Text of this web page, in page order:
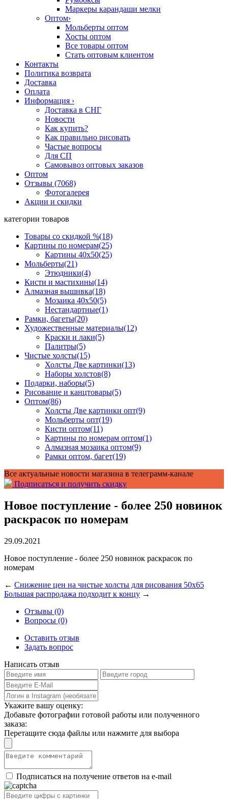
Маркеры карандаши мелки
Оптом›
Мольберты оптом
Хосты оптом
Все товары оптом
Стать оптовым клиентом
Контакты
Политика возврата
Доставка
Оплата
Информация ›
Доставка в СНГ
Новости
Как купить?
Как правильно рисовать
Частые вопросы
Для СП
Самовывоз оптовых заказов
Оптом
Отзывы (7068)
Фотогалерея
Акции и скидки
категории товаров
Товары со скидкой %(18)
Картины по номерам(25)
Картины 40x50(25)
Мольберты(21)
Этюдники(4)
Кисти и мастихины(14)
Алмазная вышивка(18)
Мозаика 40x50(5)
Нестандартные(1)
Рамки, багеты(20)
Художественные материалы(12)
Краски и лаки(5)
Палитры(5)
Чистые холсты(15)
Холсты Две картинки(13)
Наборы холстов(8)
Подарки, наборы(5)
Рисование и канцтовары(5)
Оптом(86)
Холсты Две картинки опт(9)
Мольберты опт(19)
Кисти оптом(11)
Картины по номерам оптом(1)
Алмазная мозаика оптом(9)
Рамки оптом, багет(19)
Все актуальные новости магазина в телеграмм-канале
Подписаться и получить скидку
Новое поступление - более 250 новинок
раскрасок по номерам
29.09.2021
Новое поступление - более 250 новинок раскрасок по
номерам
← Снижение цен на чистые холсты для рисования 50x65
Большая распродажа подходит к концу →
Отзывы (0)
Вопросы (0)
Оставить отзыв
Задать вопрос
Написать отзыв
Укажите вашу оценку:
Добавьте фотографии готовой работы или полученного
заказа:
Перетащите сюда файлы или нажмите для выбора
Подписаться на получение ответов на e-mail